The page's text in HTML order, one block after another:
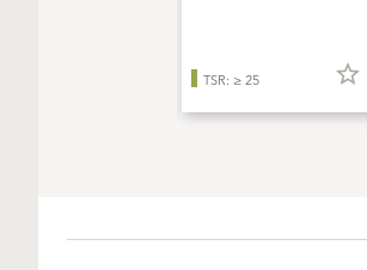
TSR: ≥ 25 star_border